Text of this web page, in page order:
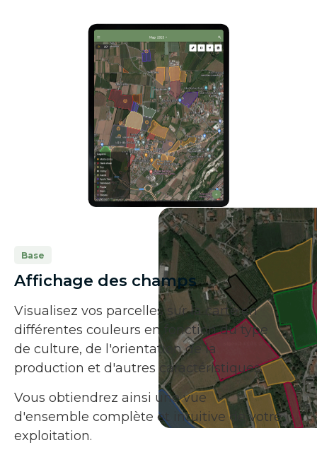
Base
Affichage des champs
Visualisez vos parcelles sur la carte en
différentes couleurs en fonction du type
de culture, de l'orientation de la
production et d'autres caractéristiques.
Vous obtiendrez ainsi une vue
d'ensemble complète et intuitive de votre
exploitation.